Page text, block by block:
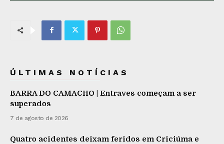
ÚLTIMAS NOTÍCIAS
BARRA DO CAMACHO | Entraves começam a ser
superados
7 de agosto de 2026
Quatro acidentes deixam feridos em Criciúma e